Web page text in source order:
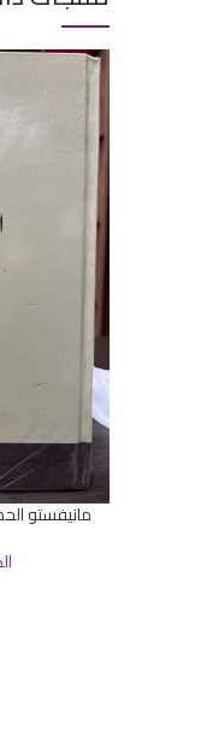
إضافة إلى السلة
مانيفستو